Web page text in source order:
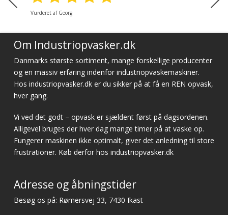
Vurderet af Georg
Om Industriopvasker.dk
Danmarks største sortiment, mange forskellige producenter
og en massiv erfaring indenfor industriopvaskemaskiner.
Hos industriopvasker.dk er du sikker på at få en REN opvask,
hver gang.
Vi ved det godt – opvask er sjældent først på dagsordenen.
Alligevel bruges der hver dag mange timer på at vaske op.
Fungerer maskinen ikke optimalt, giver det anledning til store
frustrationer. Køb derfor hos industriopvasker.dk
Adresse og åbningstider
Besøg os på: Rømersvej 33, 7430 Ikast